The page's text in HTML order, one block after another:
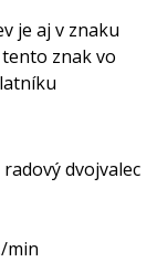
je aj v znaku
znak vo
dvojvalec
min